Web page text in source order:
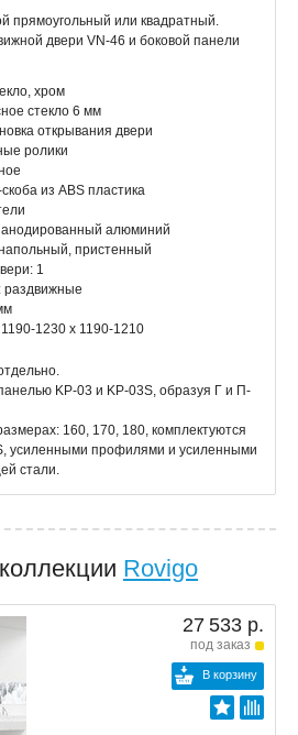
прямоугольный или квадратный.
двери VN-46 и боковой панели
хром
стекло 6 мм
открывания двери
ролики
из ABS пластика
алюминий
пристенный
1
раздвижные
1230 x 1190-1210
KP-03 и KP-03S, образуя Г и П-
160, 170, 180, комплектуются
усиленными профилями и усиленными
стали.
Rovigo
27 533 р.
под заказ
В корзину